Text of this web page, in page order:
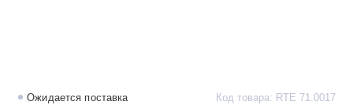
Ожидается поставка Код товара: RTE 71.0017